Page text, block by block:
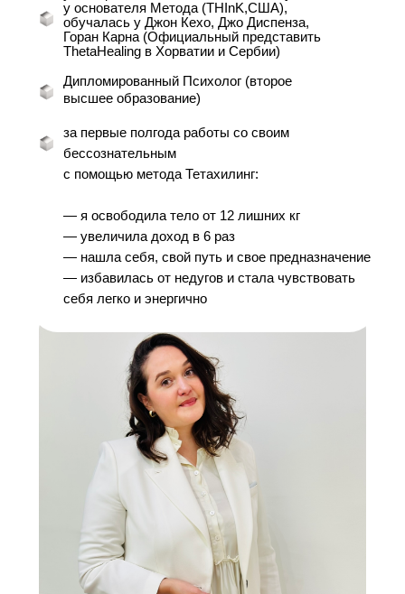
у основателя Метода (THInK,США),
обучалась у Джон Кехо, Джо Диспенза,
Горан Карна (Официальный представить
ThetaHealing в Хорватии и Сербии)
Дипломированный Психолог (второе
высшее образование)
за первые полгода работы со своим
бессознательным
с помощью метода Тетахилинг:
— я освободила тело от 12 лишних кг
— увеличила доход в 6 раз
— нашла себя, свой путь и свое предназначение
— избавилась от недугов и стала чувствовать
себя легко и энергично